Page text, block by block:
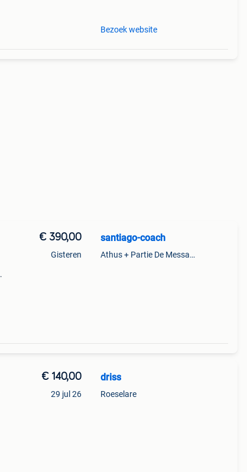
Bezoek website
€ 390,00
Gisteren
santiago-coach
Athus + Partie De Messancy
€ 140,00
29 jul 26
driss
Roeselare